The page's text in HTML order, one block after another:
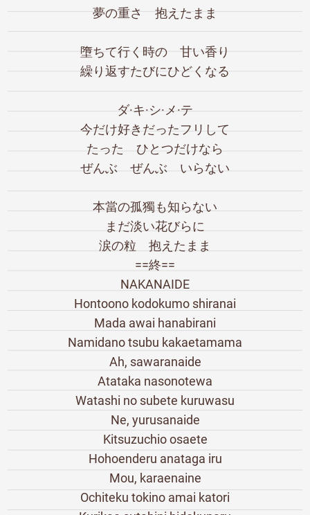
夢の重さ 抱えたまま
墮ちて行く時の 甘い香り
繰り返すたびにひどくなる
ダ·キ·シ·メ·テ
今だけ好きだったフリして
たった ひとつだけなら
ぜんぶ ぜんぶ いらない
本當の孤獨も知らない
まだ淡い花びらに
涙の粒 抱えたまま
==終==
NAKANAIDE
Hontoono kodokumo shiranai
Mada awai hanabirani
Namidano tsubu kakaetamama
Ah, sawaranaide
Atataka nasonotewa
Watashi no subete kuruwasu
Ne, yurusanaide
Kitsuzuchio osaete
Hohoenderu anataga iru
Mou, karaenaine
Ochiteku tokino amai katori